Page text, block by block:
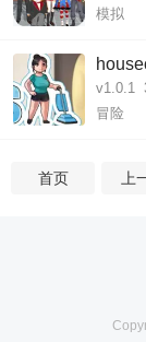
模拟
v1.0.1
冒险
首页 上